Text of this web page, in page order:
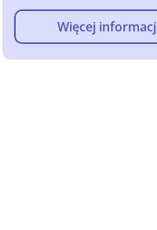
Więcej